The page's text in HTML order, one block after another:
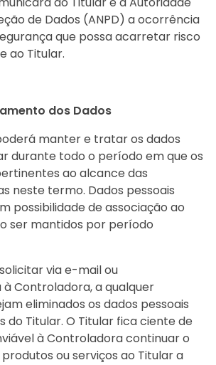
de Dados (ANPD) a ocorrência
que possa acarretar risco
ao Titular.
dos Dados
manter e tratar os dados
durante todo o período em que os
ao alcance das
neste termo. Dados pessoais
possibilidade de associação ao
ser mantidos por período
via e-mail ou
Controladora, a qualquer
eliminados os dados pessoais
do Titular. O Titular fica ciente de
à Controladora continuar o
ou serviços ao Titular a